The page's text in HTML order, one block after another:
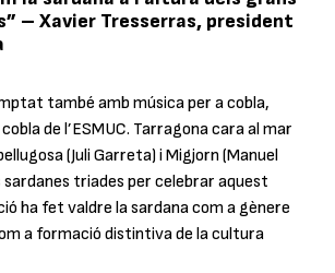
– Xavier Tresserras, president
també amb música per a cobla,
de l’ESMUC. Tarragona cara al mar
(Juli Garreta) iMigjorn (Manuel
triades per celebrar aquest
ha fet valdre la sardana com a gènere
a formació distintiva de la cultura